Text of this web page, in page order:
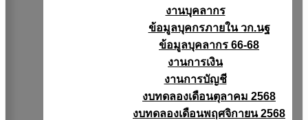
งานบุคลากร
ข้อมูลบุคกรภายใน วก.นฐ
ข้อมูลบุคลากร 66-68
งานการเงิน
งานการบัญชี
งบทดลองเดือนตุลาคม 2568
งบทดลองเดือนพฤศจิกายน 2568